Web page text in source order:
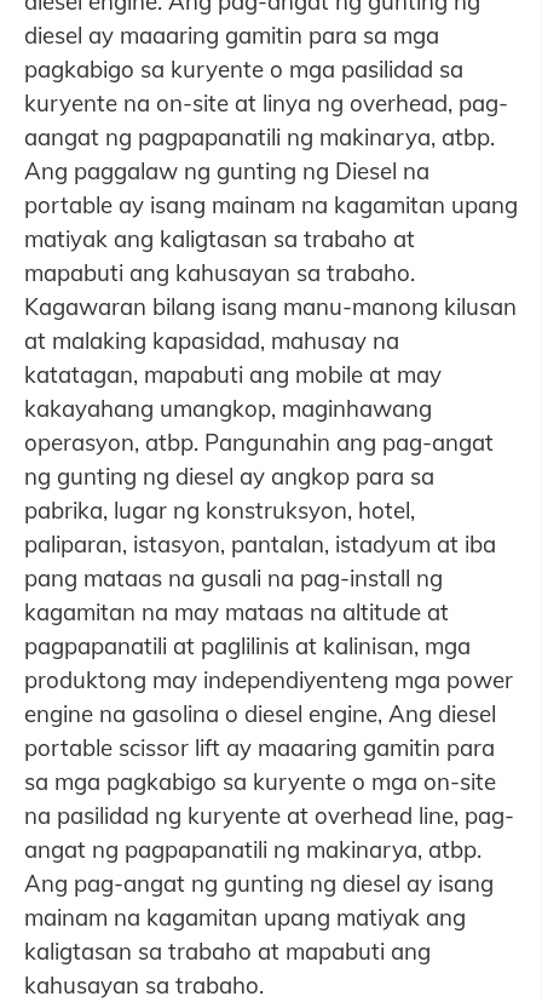
diesel ay maaaring gamitin para sa mga
pagkabigo sa kuryente o mga pasilidad sa
kuryente na on-site at linya ng overhead, pag-
aangat ng pagpapanatili ng makinarya, atbp.
Ang paggalaw ng gunting ng Diesel na
portable ay isang mainam na kagamitan upang
matiyak ang kaligtasan sa trabaho at
mapabuti ang kahusayan sa trabaho.
Kagawaran bilang isang manu-manong kilusan
at malaking kapasidad, mahusay na
katatagan, mapabuti ang mobile at may
kakayahang umangkop, maginhawang
operasyon, atbp. Pangunahin ang pag-angat
ng gunting ng diesel ay angkop para sa
pabrika, lugar ng konstruksyon, hotel,
paliparan, istasyon, pantalan, istadyum at iba
pang mataas na gusali na pag-install ng
kagamitan na may mataas na altitude at
pagpapanatili at paglilinis at kalinisan, mga
produktong may independiyenteng mga power
engine na gasolina o diesel engine, Ang diesel
portable scissor lift ay maaaring gamitin para
sa mga pagkabigo sa kuryente o mga on-site
na pasilidad ng kuryente at overhead line, pag-
angat ng pagpapanatili ng makinarya, atbp.
Ang pag-angat ng gunting ng diesel ay isang
mainam na kagamitan upang matiyak ang
kaligtasan sa trabaho at mapabuti ang
kahusayan sa trabaho.